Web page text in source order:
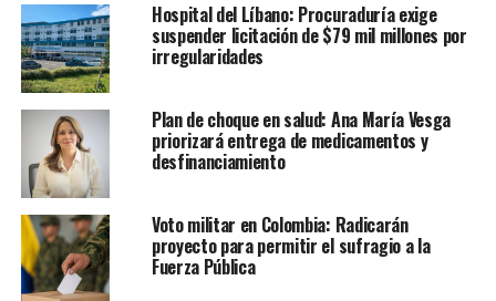
Hospital del Líbano: Procuraduría exige
suspender licitación de $79 mil millones por
irregularidades
Plan de choque en salud: Ana María Vesga
priorizará entrega de medicamentos y
desfinanciamiento
Voto militar en Colombia: Radicarán
proyecto para permitir el sufragio a la
Fuerza Pública